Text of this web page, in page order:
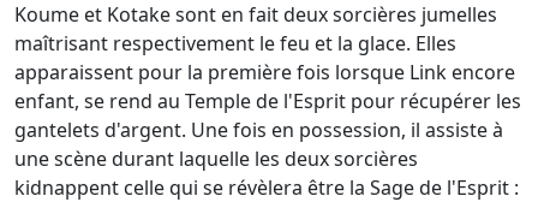
Koume et Kotake sont en fait deux sorcières jumelles
maîtrisant respectivement le feu et la glace. Elles
apparaissent pour la première fois lorsque Link encore
enfant, se rend au Temple de l'Esprit pour récupérer les
gantelets d'argent. Une fois en possession, il assiste à
une scène durant laquelle les deux sorcières
kidnappent celle qui se révèlera être la Sage de l'Esprit :